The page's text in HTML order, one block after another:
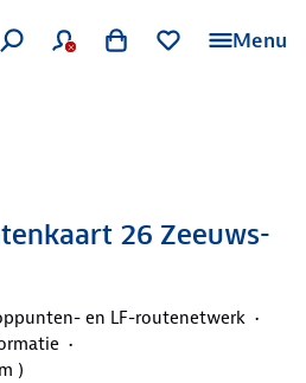
Menu
26 Zeeuws-
en LF-routenetwerk
)